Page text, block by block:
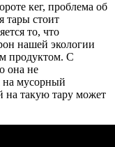
кег, проблема об
тары стоит
то, что
нашей экологии
продуктом. С
она не
на мусорный
на такую тару может